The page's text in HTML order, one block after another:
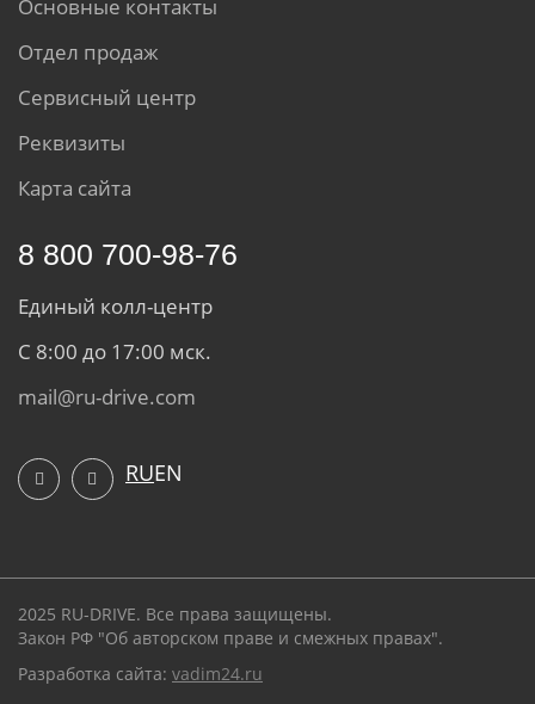
Основные контакты
Отдел продаж
Сервисный центр
Реквизиты
Карта сайта
8 800 700-98-76
Единый колл-центр
С 8:00 до 17:00 мск.
mail@ru-drive.com
RUEN
2025 RU-DRIVE. Все права защищены.
Закон РФ "Об авторском праве и смежных правах".
Разработка сайта: vadim24.ru